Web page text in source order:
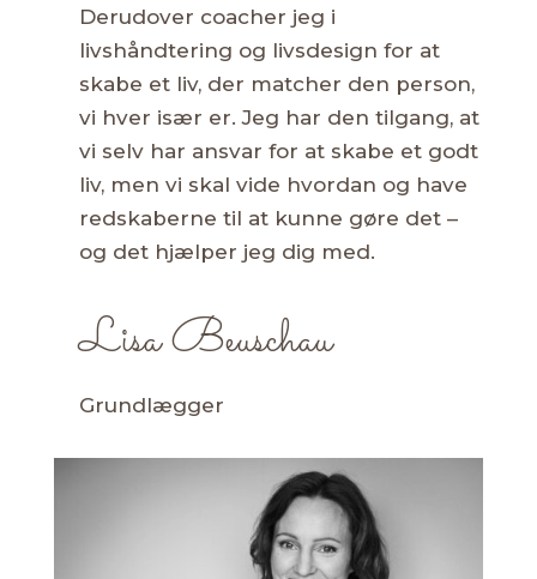
Derudover coacher jeg i
livshåndtering og livsdesign for at
skabe et liv, der matcher den person,
vi hver især er. Jeg har den tilgang, at
vi selv har ansvar for at skabe et godt
liv, men vi skal vide hvordan og have
redskaberne til at kunne gøre det –
og det hjælper jeg dig med.
Lisa Beuschau
Grundlægger